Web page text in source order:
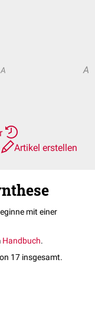
A A
Artikel erstellen
mit einer
Handbuch.
17 insgesamt.